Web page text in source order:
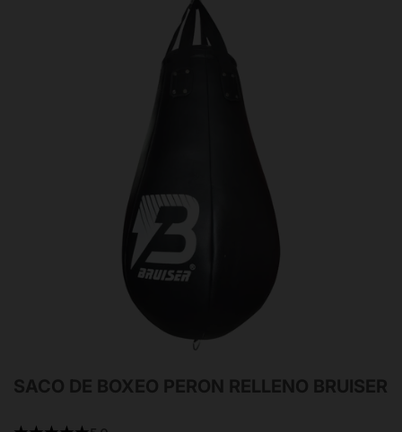
SACO DE BOXEO PERON RELLENO BRUISER